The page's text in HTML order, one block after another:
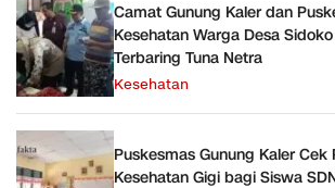
Camat Gunung Kaler dan
Kesehatan Warga Desa
Terbaring Tuna Netra
Kesehatan
Puskesmas Gunung Kaler Cek
Kesehatan Gigi bagi Siswa